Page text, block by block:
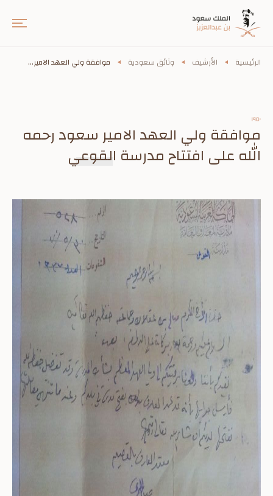
الرئيسية الأرشيف وثائق سعودية موافقة ولي العهد الامير...
١٩٥٠
موافقة ولي العهد الامير سعود رحمه
الله على افتتاح مدرسة القوعي